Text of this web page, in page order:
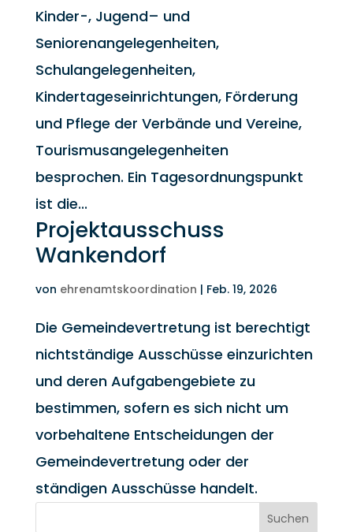
Kinder-, Jugend– und
Seniorenangelegenheiten,
Schulangelegenheiten,
Kindertageseinrichtungen, Förderung
und Pflege der Verbände und Vereine,
Tourismusangelegenheiten
besprochen. Ein Tagesordnungspunkt
ist die...
Projektausschuss
Wankendorf
von ehrenamtskoordination | Feb. 19, 2026
Die Gemeindevertretung ist berechtigt
nichtständige Ausschüsse einzurichten
und deren Aufgabengebiete zu
bestimmen, sofern es sich nicht um
vorbehaltene Entscheidungen der
Gemeindevertretung oder der
ständigen Ausschüsse handelt.
Suchen